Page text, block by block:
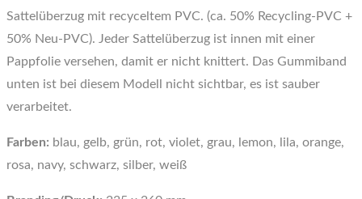
Sattelüberzug mit recyceltem PVC. (ca. 50% Recycling-PVC +
50% Neu-PVC). Jeder Sattelüberzug ist innen mit einer
Pappfolie versehen, damit er nicht knittert. Das Gummiband
unten ist bei diesem Modell nicht sichtbar, es ist sauber
verarbeitet.
Farben: blau, gelb, grün, rot, violet, grau, lemon, lila, orange,
rosa, navy, schwarz, silber, weiß